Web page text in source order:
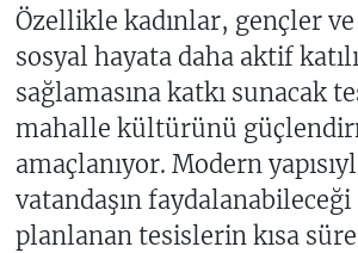
Özellikle kadınlar, gençler
sosyal hayata daha aktif
sağlamasına katkı sunacak
mahalle kültürünü
amaçlanıyor. Modern
vatandaşın
planlanan tesislerin kısa